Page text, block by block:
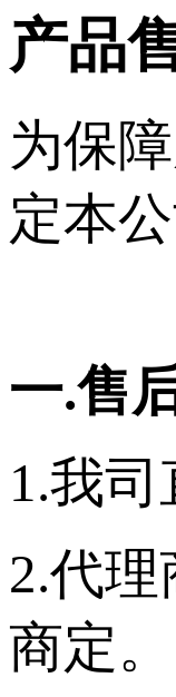
产品
为保
定本
一.售
1.我
2.代
商定。